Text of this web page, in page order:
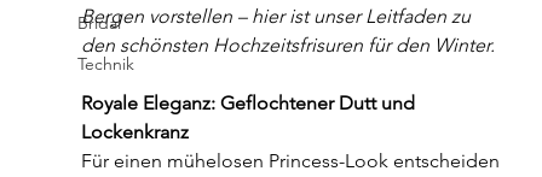
Bridal
Technik
Bergen vorstellen – hier ist unser Leitfaden zu
den schönsten Hochzeitsfrisuren für den Winter.
Royale Eleganz: Geflochtener Dutt und
Lockenkranz
Für einen mühelosen Princess-Look entscheiden